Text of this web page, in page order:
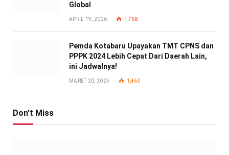
Global
APRIL 19, 2026 1,768
Pemda Kotabaru Upayakan TMT CPNS dan
PPPK 2024 Lebih Cepat Dari Daerah Lain,
ini Jadwalnya!
MARET 20, 2025 1,463
Don't Miss